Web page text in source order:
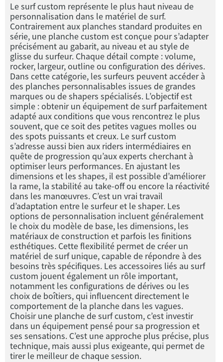
Le surf custom représente le plus haut niveau de
personnalisation dans le matériel de surf.
Contrairement aux planches standard produites en
série, une planche custom est conçue pour s’adapter
précisément au gabarit, au niveau et au style de
glisse du surfeur. Chaque détail compte : volume,
rocker, largeur, outline ou configuration des dérives.
Dans cette catégorie, les surfeurs peuvent accéder à
des planches personnalisables issues de grandes
marques ou de shapers spécialisés. L’objectif est
simple : obtenir un équipement de surf parfaitement
adapté aux conditions que vous rencontrez le plus
souvent, que ce soit des petites vagues molles ou
des spots puissants et creux. Le surf custom
s’adresse aussi bien aux riders intermédiaires en
quête de progression qu’aux experts cherchant à
optimiser leurs performances. En ajustant les
dimensions et les shapes, il est possible d’améliorer
la rame, la stabilité au take-off ou encore la réactivité
dans les manœuvres. C’est un vrai travail
d’adaptation entre le surfeur et le shaper. Les
options de personnalisation incluent généralement
le choix du modèle de base, les dimensions, les
matériaux de construction et parfois les finitions
esthétiques. Cette flexibilité permet de créer un
matériel de surf unique, capable de répondre à des
besoins très spécifiques. Les accessoires liés au surf
custom jouent également un rôle important,
notamment les configurations de dérives ou les
choix de boîtiers, qui influencent directement le
comportement de la planche dans les vagues.
Choisir une planche de surf custom, c’est investir
dans un équipement pensé pour sa progression et
ses sensations. C’est une approche plus précise, plus
technique, mais aussi plus exigeante, qui permet de
tirer le meilleur de chaque session.